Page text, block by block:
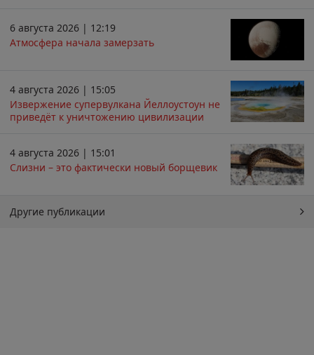
6 августа 2026 | 12:19
Атмосфера начала замерзать
4 августа 2026 | 15:05
Извержение супервулкана Йеллоустоун не
приведёт к уничтожению цивилизации
4 августа 2026 | 15:01
Слизни – это фактически новый борщевик
Другие публикации